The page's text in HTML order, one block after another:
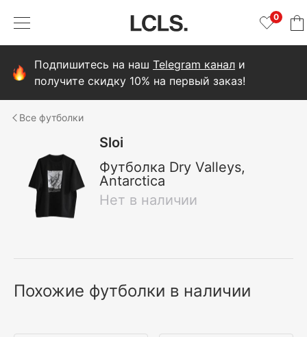
0
Подпишитесь на наш Telegram канал и
получите скидку 10% на первый заказ!
футболки
Sloi
Футболка Dry Valleys,
Antarctica
Нет в наличии
Похожие футболки в наличии